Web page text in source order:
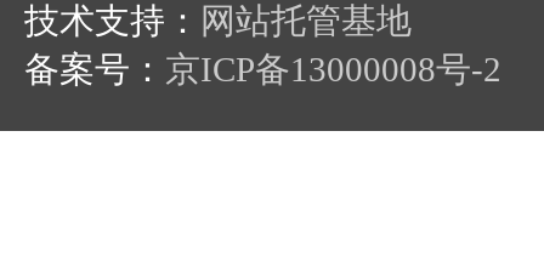
技术支持： 网站托管基地
备案号： 京ICP备13000008号-2